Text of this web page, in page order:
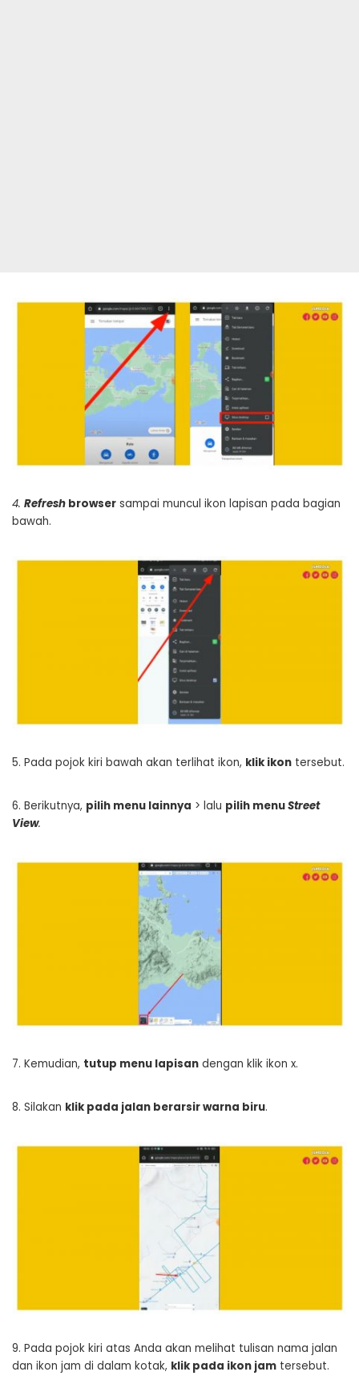
4. Refresh browser sampai muncul ikon lapisan pada bagian
bawah.
5. Pada pojok kiri bawah akan terlihat ikon, klik ikon tersebut.
6. Berikutnya, pilih menu lainnya > lalu pilih menuStreet
View.
7. Kemudian, tutup menu lapisan dengan klik ikon x.
8. Silakan klik pada jalan berarsir warna biru.
9. Pada pojok kiri atas Anda akan melihat tulisan nama jalan
dan ikon jam di dalam kotak, klik pada ikon jam tersebut.